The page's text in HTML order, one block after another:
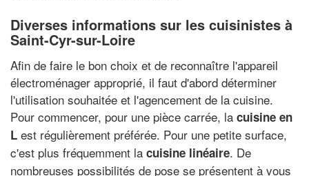
Diverses informations sur les cuisinistes à
Saint-Cyr-sur-Loire
Afin de faire le bon choix et de reconnaître l'appareil
électroménager approprié, il faut d'abord déterminer
l'utilisation souhaitée et l'agencement de la cuisine.
Pour commencer, pour une pièce carrée, la cuisine en
L est régulièrement préférée. Pour une petite surface,
c'est plus fréquemment la cuisine linéaire. De
nombreuses possibilités de pose se présentent à vous